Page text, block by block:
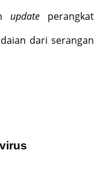
update perangkat
dari serangan